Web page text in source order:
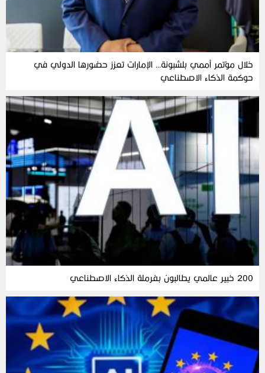
خلال مؤتمر أممي بلشبونة… الإمارات تعزز حضورها الدولي في
حوكمة الذكاء الاصطناعي
200 خبير عالمي يطالبون بفرملة الذكاء الاصطناعي